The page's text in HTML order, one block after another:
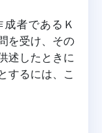
成者であるＫ
を受け、その
述したときに
するには、こ